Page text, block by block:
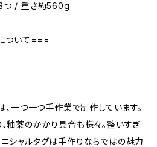
つ / 重さ約560g
ついて===
一つ一つ手作業で制作しています。
釉薬のかかり具合も様々。整いすぎ
シャルタグは手作りならではの魅力